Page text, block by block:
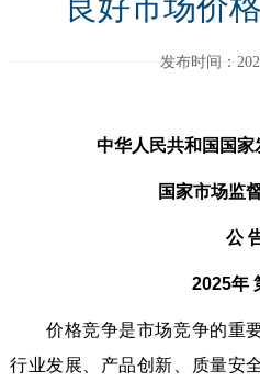
良好市场价
发布时间：
中华人民共和国国
国家市场监
公
2025年
价格竞争是市场竞争的重要
行业发展、产品创新、质量安